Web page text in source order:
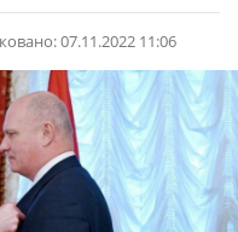
07.11.2022 11:06